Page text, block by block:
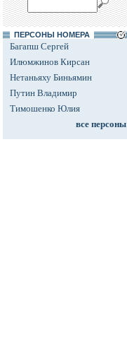
ПЕРСОНЫ НОМЕРА
Багапш Сергей
Илюмжинов Кирсан
Нетаньяху Биньямин
Путин Владимир
Тимошенко Юлия
все персоны